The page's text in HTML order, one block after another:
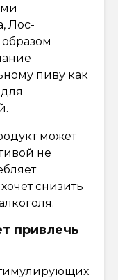
Лос-
пиву как
может
не
снизить
привлечь